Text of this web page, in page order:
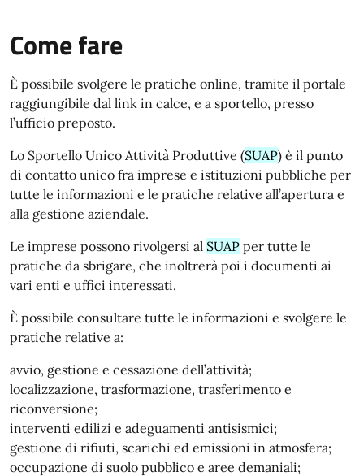
Come fare
È possibile svolgere le pratiche online, tramite il portale
raggiungibile dal link in calce, e a sportello, presso
l’ufficio preposto.
Lo Sportello Unico Attività Produttive (SUAP) è il punto
di contatto unico fra imprese e istituzioni pubbliche per
tutte le informazioni e le pratiche relative all’apertura e
alla gestione aziendale.
Le imprese possono rivolgersi al SUAP per tutte le
pratiche da sbrigare, che inoltrerà poi i documenti ai
vari enti e uffici interessati.
È possibile consultare tutte le informazioni e svolgere le
pratiche relative a:
avvio, gestione e cessazione dell’attività;
localizzazione, trasformazione, trasferimento e
riconversione;
interventi edilizi e adeguamenti antisismici;
gestione di rifiuti, scarichi ed emissioni in atmosfera;
occupazione di suolo pubblico e aree demaniali;